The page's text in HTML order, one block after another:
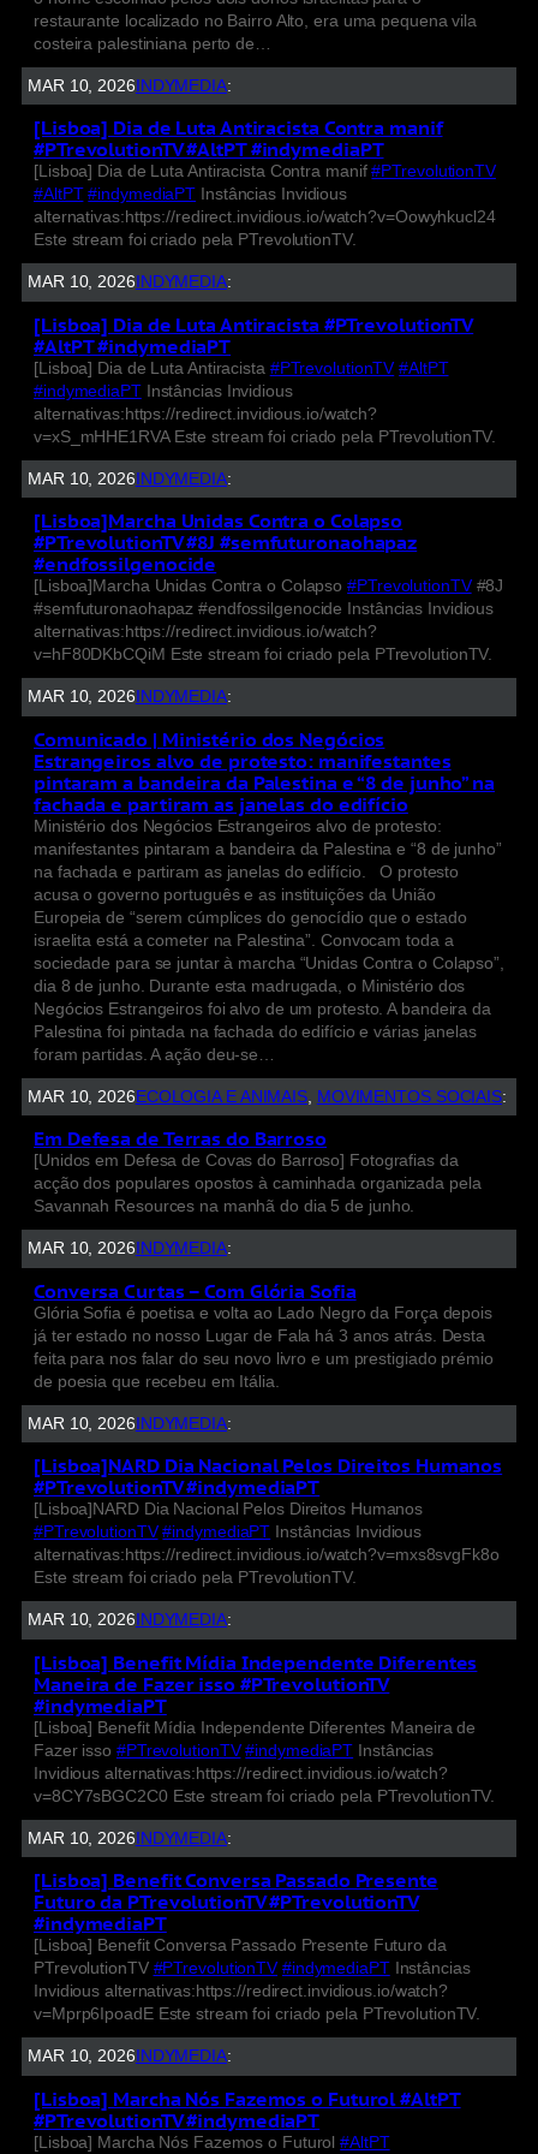
restaurante localizado no Bairro Alto, era uma pequena vila
costeira palestiniana perto de…
MAR 10, 2026 INDYMEDIA:
[Lisboa] Dia de Luta Antiracista Contra manif
#PTrevolutionTV #AltPT #indymediaPT
[Lisboa] Dia de Luta Antiracista Contra manif#PTrevolutionTV
#AltPT #indymediaPT Instâncias Invidious
alternativas:https://redirect.invidious.io/watch?v=Oowyhkucl24
Este stream foi criado pela PTrevolutionTV.
MAR 10, 2026 INDYMEDIA:
[Lisboa] Dia de Luta Antiracista #PTrevolutionTV
#AltPT #indymediaPT
[Lisboa] Dia de Luta Antiracista #PTrevolutionTV #AltPT
#indymediaPTInstâncias Invidious
alternativas:https://redirect.invidious.io/watch?
v=xS_mHHE1RVA Este stream foi criado pela PTrevolutionTV.
MAR 10, 2026 INDYMEDIA:
[Lisboa]Marcha Unidas Contra o Colapso
#PTrevolutionTV #8J #semfuturonaohapaz
#endfossilgenocide
[Lisboa]Marcha Unidas Contra o Colapso#PTrevolutionTV#8J
#semfuturonaohapaz #endfossilgenocide Instâncias Invidious
alternativas:https://redirect.invidious.io/watch?
v=hF80DKbCQiM Este stream foi criado pela PTrevolutionTV.
MAR 10, 2026 INDYMEDIA:
Comunicado | Ministério dos Negócios
Estrangeiros alvo de protesto: manifestantes
pintaram a bandeira da Palestina e “8 de junho” na
fachada e partiram as janelas do edifício
Ministério dos Negócios Estrangeiros alvo de protesto:
manifestantes pintaram a bandeira da Palestina e “8 de junho”
na fachada e partiram as janelas do edifício. O protesto
acusa o governo português e as instituições da União
Europeia de “serem cúmplices do genocídio que o estado
israelita está a cometer na Palestina”. Convocam toda a
sociedade para se juntar à marcha “Unidas Contra o Colapso”,
dia 8 de junho. Durante esta madrugada, o Ministério dos
Negócios Estrangeiros foi alvo de um protesto. A bandeira da
Palestina foi pintada na fachada do edifício e várias janelas
foram partidas. A ação deu-se…
MAR 10, 2026 ECOLOGIA E ANIMAIS MOVIMENTOS SOCIAIS:
Em Defesa de Terras do Barroso
[Unidos em Defesa de Covas do Barroso] Fotografias da
acção dos populares opostos à caminhada organizada pela
Savannah Resources na manhã do dia 5 de junho.
MAR 10, 2026 INDYMEDIA:
Conversa Curtas – Com Glória Sofia
Glória Sofia é poetisa e volta ao Lado Negro da Força depois
já ter estado no nosso Lugar de Fala há 3 anos atrás. Desta
feita para nos falar do seu novo livro e um prestigiado prémio
de poesia que recebeu em Itália.
MAR 10, 2026 INDYMEDIA:
[Lisboa]NARD Dia Nacional Pelos Direitos Humanos
#PTrevolutionTV #indymediaPT
[Lisboa]NARD Dia Nacional Pelos Direitos Humanos
#PTrevolutionTV #indymediaPT Instâncias Invidious
alternativas:https://redirect.invidious.io/watch?v=mxs8svgFk8o
Este stream foi criado pela PTrevolutionTV.
MAR 10, 2026 INDYMEDIA:
[Lisboa] Benefit Mídia Independente Diferentes
Maneira de Fazer isso #PTrevolutionTV
#indymediaPT
[Lisboa] Benefit Mídia Independente Diferentes Maneira de
Fazer isso #PTrevolutionTV #indymediaPT Instâncias
Invidious alternativas:https://redirect.invidious.io/watch?
v=8CY7sBGC2C0 Este stream foi criado pela PTrevolutionTV.
MAR 10, 2026 INDYMEDIA:
[Lisboa] Benefit Conversa Passado Presente
Futuro da PTrevolutionTV #PTrevolutionTV
#indymediaPT
[Lisboa] Benefit Conversa Passado Presente Futuro da
PTrevolutionTV #PTrevolutionTV #indymediaPTInstâncias
Invidious alternativas:https://redirect.invidious.io/watch?
v=Mprp6IpoadE Este stream foi criado pela PTrevolutionTV.
MAR 10, 2026 INDYMEDIA:
[Lisboa] Marcha Nós Fazemos o Futurol #AltPT
#PTrevolutionTV #indymediaPT
[Lisboa] Marcha Nós Fazemos o Futurol#AltPT